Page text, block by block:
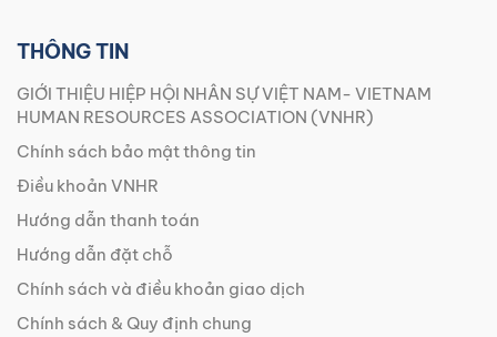
THÔNG TIN
GIỚI THIỆU HIỆP HỘI NHÂN SỰ VIỆT NAM- VIETNAM
HUMAN RESOURCES ASSOCIATION (VNHR)
Chính sách bảo mật thông tin
Điều khoản VNHR
Hướng dẫn thanh toán
Hướng dẫn đặt chỗ
Chính sách và điều khoản giao dịch
Chính sách & Quy định chung